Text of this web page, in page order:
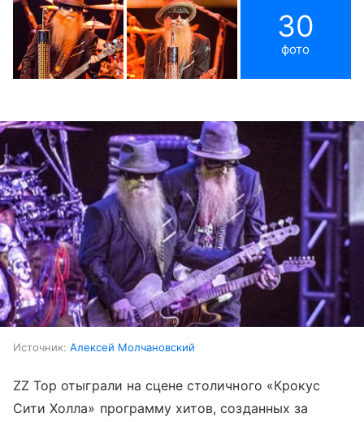
30
фото
Источник: Алексей Молчановский
ZZ Top отыграли на сцене столичного «Крокус
Сити Холла» программу хитов, созданных за